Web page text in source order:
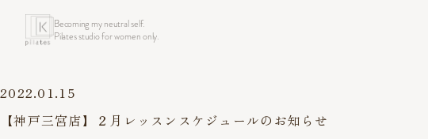
Becoming my neutral self.
Pilates studio for women only.
2022.01.15
【神戸三宮店】２月レッスンスケジュールのお知らせ